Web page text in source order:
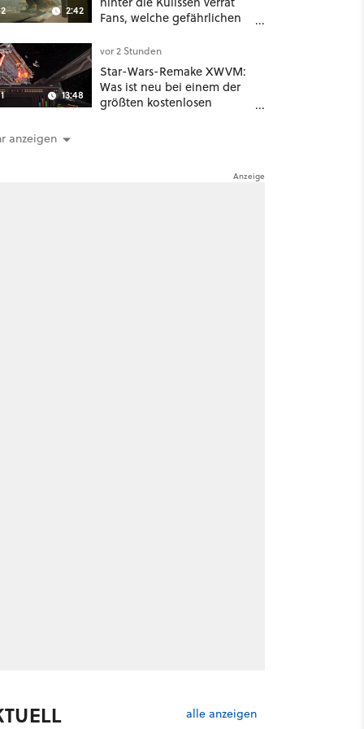
2:42
Fans, welche gefährlichen
warten
13:48
vor 2 Stunden
Star-Wars-Remake XWVM:
Was ist neu bei einem der
größten kostenlosen
anzeigen
alle anzeigen